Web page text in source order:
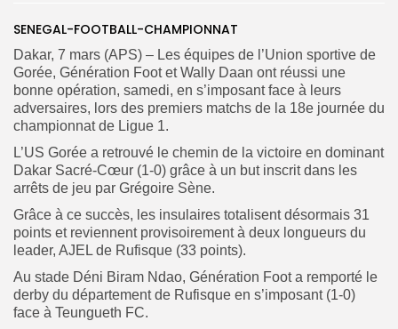
Search
for:
Button
FR
SENEGAL-FOOTBALL-CHAMPIONNAT
Dakar, 7 mars (APS) – Les équipes de l’Union sportive de
Gorée, Génération Foot et Wally Daan ont réussi une
bonne opération, samedi, en s’imposant face à leurs
adversaires, lors des premiers matchs de la 18e journée du
championnat de Ligue 1.
L’US Gorée a retrouvé le chemin de la victoire en dominant
Dakar Sacré-Cœur (1-0) grâce à un but inscrit dans les
arrêts de jeu par Grégoire Sène.
Grâce à ce succès, les insulaires totalisent désormais 31
points et reviennent provisoirement à deux longueurs du
leader, AJEL de Rufisque (33 points).
Au stade Déni Biram Ndao, Génération Foot a remporté le
derby du département de Rufisque en s’imposant (1-0)
face à Teungueth FC.